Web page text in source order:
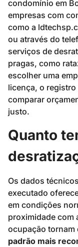
condomínio em
empresas com
como a
ou através do
serviços de
pragas, como
escolher uma
licença, o
comparar
justo.
Quanto
Os dados
executado
em condições
proximidade com
ocupação tornam
padrão mais